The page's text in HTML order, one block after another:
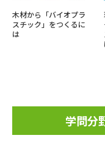
木材から「バイオプラ
スチック」をつくるに
は
学問分